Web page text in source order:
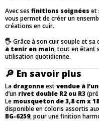
Avec ses finitions soignées et
vous permet de créer un
créations en cuir.
🖐️ Grâce à son cuir souple et sa
à tenir en main, tout en étant
utilisation quotidienne.
🔎 En savoir plus
La dragonneestvendue à
d’un rivet double R2 ou R3
Le mousqueton de 3,8 cm x
disponible en coloris assortis
BG-6259, pour une finition